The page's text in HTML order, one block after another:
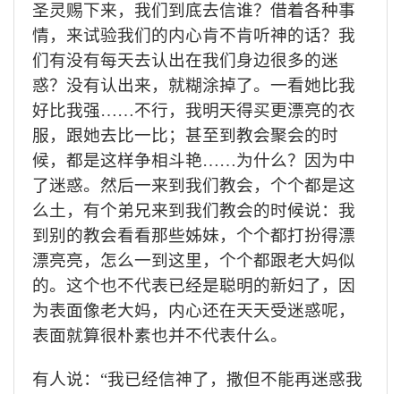
圣灵赐下来，我们到底去信谁？借着各种事
情，来试验我们的内心肯不肯听神的话？ 我
们有没有每天去认出在我们身边很多的迷
惑？没有认出来，就糊涂掉了。一看她比我
好比我强……不行，我明天得买更漂亮的衣
服，跟她去比一比；甚至到教会聚会的时
候，都是这样争相斗艳……为什么？因为中
了迷惑。然后一来到我们教会，个个都是这
么土，有个弟兄来到我们教会的时候说：我
到别的教会看看那些姊妹，个个都打扮得漂
漂亮亮，怎么一到这里，个个都跟老大妈似
的。这个也不代表已经是聪明的新妇了，因
为表面像老大妈，内心还在天天受迷惑呢，
表面就算很朴素也并不代表什么。
有人说：“我已经信神了，撒但不能再迷惑我